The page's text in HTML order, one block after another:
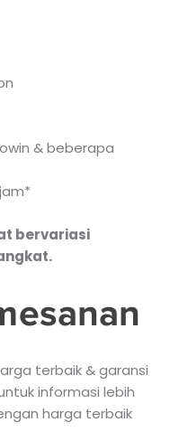
& beberapa
bervariasi
terbaik & garansi
informasi lebih
harga terbaik